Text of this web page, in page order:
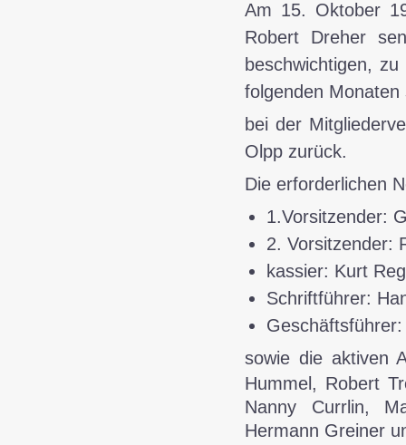
Am 15. Oktober
Robert Dreher
beschwichtigen,
folgenden
bei der
Olpp zurück.
Die erforderlichen
1.Vorsitzender:
2. Vorsitzender:
kassier: Kurt
Schriftführer:
sowie die aktiven
Hummel, Robert
Nanny Currlin,
Hermann Greiner